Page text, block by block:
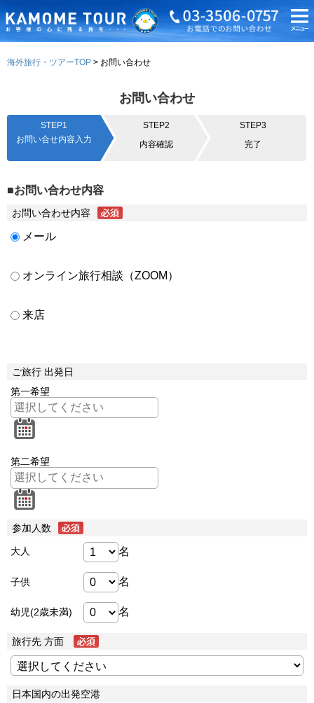
海外旅行・ツアーTOP お問い合わせ
お問い合わせ
STEP1
お問い合せ内容入力
STEP2
内容確認
STEP3
完了
■お問い合わせ内容
お問い合わせ内容
メール
オンライン旅行相談（ZOOM）
来店
ご旅行 出発日
第一希望
第二希望
参加人数
大人 名
子供 名
幼児(2歳未満) 名
旅行先 方面
日本国内の出発空港